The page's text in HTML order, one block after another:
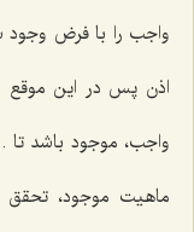
واجب را با فرض وجود
اذن پس در این موقع
واجب، موجود باشد تا
ماهیت موجود، تحقق